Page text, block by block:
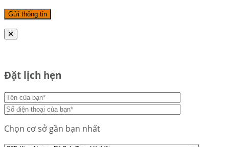
Đặt lịch hẹn
Chọn cơ sở gần bạn nhất